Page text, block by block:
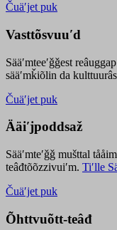
Čuäʹjet puk
Vasttõsvuuʹd
Sääʹmteeʹǧǧest reâuggap
sääʹmǩiõlin da
Čuäʹjet puk
Ääiʹjpoddsaž
Sääʹmteʹǧǧ mušttal
teâđtõõzzivuiʹm. Tiʹlle
Čuäʹjet puk
Õhttvuõtt-teâđ